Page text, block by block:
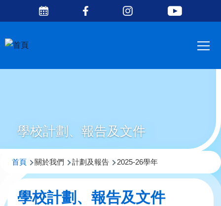
移至主內容
Media
學校計劃、報告及文件
導
連
首頁 關於我們 計劃及報告 2025-26學年
學校計劃、報告及文件